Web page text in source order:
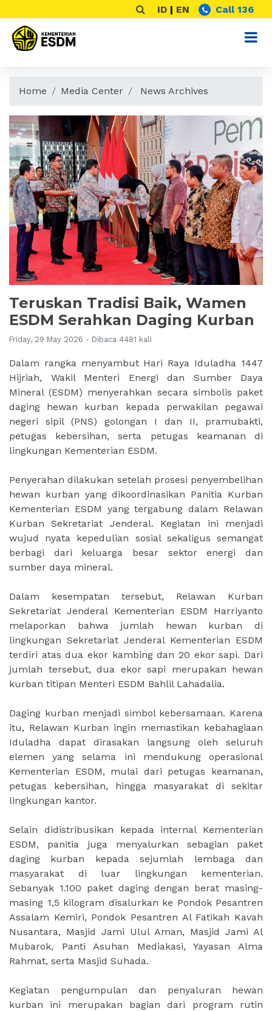
ID | EN Call 136
Home Media Center News Archives
Teruskan Tradisi Baik, Wamen
ESDM Serahkan Daging Kurban
Friday, 29 May 2026 - Dibaca 4481 kali
Dalam rangka menyambut Hari Raya Iduladha 1447
Hijriah, Wakil Menteri Energi dan Sumber Daya
Mineral (ESDM) menyerahkan secara simbolis paket
daging hewan kurban kepada perwakilan pegawai
negeri sipil (PNS) golongan I dan II, pramubakti,
petugas kebersihan, serta petugas keamanan di
lingkungan Kementerian ESDM.
Penyerahan dilakukan setelah prosesi penyembelihan
hewan kurban yang dikoordinasikan Panitia Kurban
Kementerian ESDM yang tergabung dalam Relawan
Kurban Sekretariat Jenderal. Kegiatan ini menjadi
wujud nyata kepedulian sosial sekaligus semangat
berbagi dari keluarga besar sektor energi dan
sumber daya mineral.
Dalam kesempatan tersebut, Relawan Kurban
Sekretariat Jenderal Kementerian ESDM Harriyanto
melaporkan bahwa jumlah hewan kurban di
lingkungan Sekretariat Jenderal Kementerian ESDM
terdiri atas dua ekor kambing dan 20 ekor sapi. Dari
jumlah tersebut, dua ekor sapi merupakan hewan
kurban titipan Menteri ESDM Bahlil Lahadalia.
Daging kurban menjadi simbol kebersamaan. Karena
itu, Relawan Kurban ingin memastikan kebahagiaan
Iduladha dapat dirasakan langsung oleh seluruh
elemen yang selama ini mendukung operasional
Kementerian ESDM, mulai dari petugas keamanan,
petugas kebersihan, hingga masyarakat di sekitar
lingkungan kantor.
Selain didistribusikan kepada internal Kementerian
ESDM, panitia juga menyalurkan sebagian paket
daging kurban kepada sejumlah lembaga dan
masyarakat di luar lingkungan kementerian.
Sebanyak 1.100 paket daging dengan berat masing-
masing 1,5 kilogram disalurkan ke Pondok Pesantren
Assalam Kemiri, Pondok Pesantren Al Fatikah Kavah
Nusantara, Masjid Jami Ulul Aman, Masjid Jami Al
Mubarok, Panti Asuhan Mediakasi, Yayasan Alma
Rahmat, serta Masjid Suhada.
Kegiatan pengumpulan dan penyaluran hewan
kurban ini merupakan bagian dari program rutin